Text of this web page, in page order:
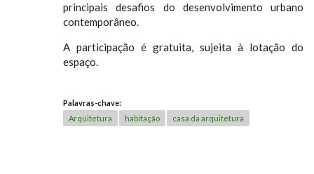
principais desafios do desenvolvimento urbano
contemporâneo.
A participação é gratuita, sujeita à lotação do
espaço.
Palavras-chave:
Arquitetura
habitação casa da arquitetura